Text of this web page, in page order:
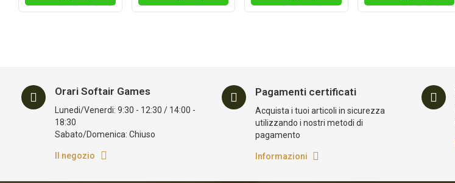
Orari Softair Games
Lunedi/Venerdi: 9:30 - 12:30 / 14:00 -
18:30
Sabato/Domenica: Chiuso
Il negozio
Pagamenti certificati
Acquista i tuoi articoli in sicurezza
utilizzando i nostri metodi di
pagamento
Informazioni